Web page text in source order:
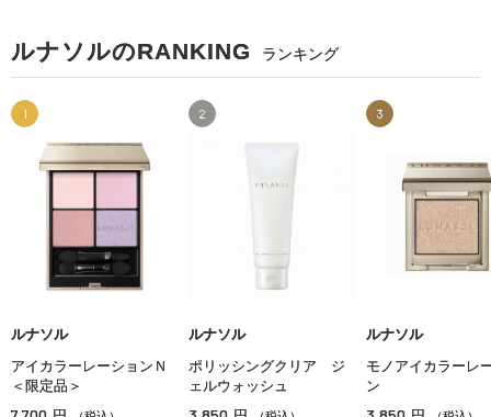
ルナソルのRANKING ランキング
1
ルナソル
アイカラーレーションＮ
＜限定品＞
2
ルナソル
ポリッシングクリア ジ
ェルウォッシュ
3
ルナソル
モノアイカラーレ
ン